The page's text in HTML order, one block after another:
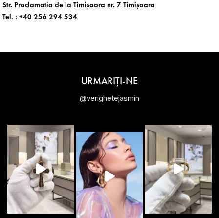
Str. Proclamatia de la Timișoara nr. 7 Timișoara
Tel. : +40 256 294 534
URMARIȚI-NE
@verighetejasmin